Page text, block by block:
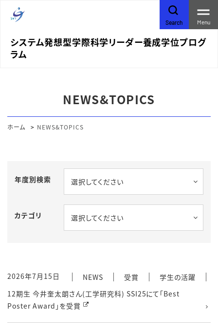
システム発想型学際科学リーダー養成学位プログ
ラム
Search Menu
NEWS&TOPICS
ホーム NEWS&TOPICS
年度別検索 選択してください
カテゴリ 選択してください
2026年7月15日 NEWS 受賞
学生の活躍
12期生 今井奎太朗さん(工学研究科) SSI25にて「Best
Poster Award」を受賞